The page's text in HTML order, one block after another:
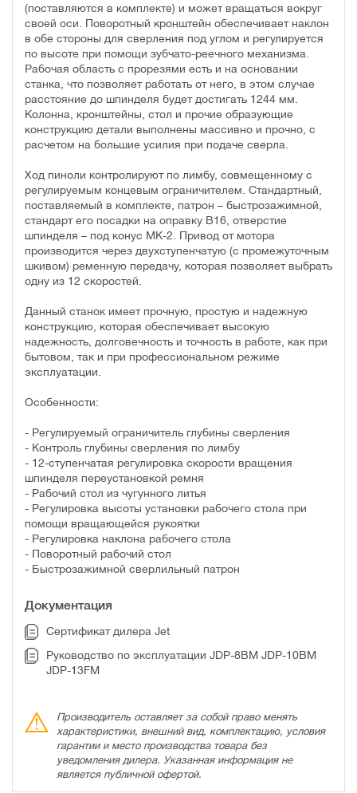
(поставляются в комплекте) и может вращаться вокруг
своей оси. Поворотный кронштейн обеспечивает наклон
в обе стороны для сверления под углом и регулируется
по высоте при помощи зубчато-реечного механизма.
Рабочая область с прорезями есть и на основании
станка, что позволяет работать от него, в этом случае
расстояние до шпинделя будет достигать 1244 мм.
Колонна, кронштейны, стол и прочие образующие
конструкцию детали выполнены массивно и прочно, с
расчетом на большие усилия при подаче сверла.
Ход пиноли контролируют по лимбу, совмещенному с
регулируемым концевым ограничителем. Стандартный,
поставляемый в комплекте, патрон – быстрозажимной,
стандарт его посадки на оправку В16, отверстие
шпинделя – под конус МК-2. Привод от мотора
производится через двухступенчатую (с промежуточным
шкивом) ременную передачу, которая позволяет выбрать
одну из 12 скоростей.
Данный станок имеет прочную, простую и надежную
конструкцию, которая обеспечивает высокую
надежность, долговечность и точность в работе, как при
бытовом, так и при профессиональном режиме
эксплуатации.
Особенности:
- Регулируемый ограничитель глубины сверления
- Контроль глубины сверления по лимбу
- 12-ступенчатая регулировка скорости вращения
шпинделя переустановкой ремня
- Рабочий стол из чугунного литья
- Регулировка высоты установки рабочего стола при
помощи вращающейся рукоятки
- Регулировка наклона рабочего стола
- Поворотный рабочий стол
- Быстрозажимной сверлильный патрон
Документация
Сертификат дилера Jet
Руководство по эксплуатации JDP-8BM JDP-10BM
JDP-13FM
Производитель оставляет за собой право менять
характеристики, внешний вид, комплектацию, условия
гарантии и место производства товара без
уведомления дилера. Указанная информация не
является публичной офертой.